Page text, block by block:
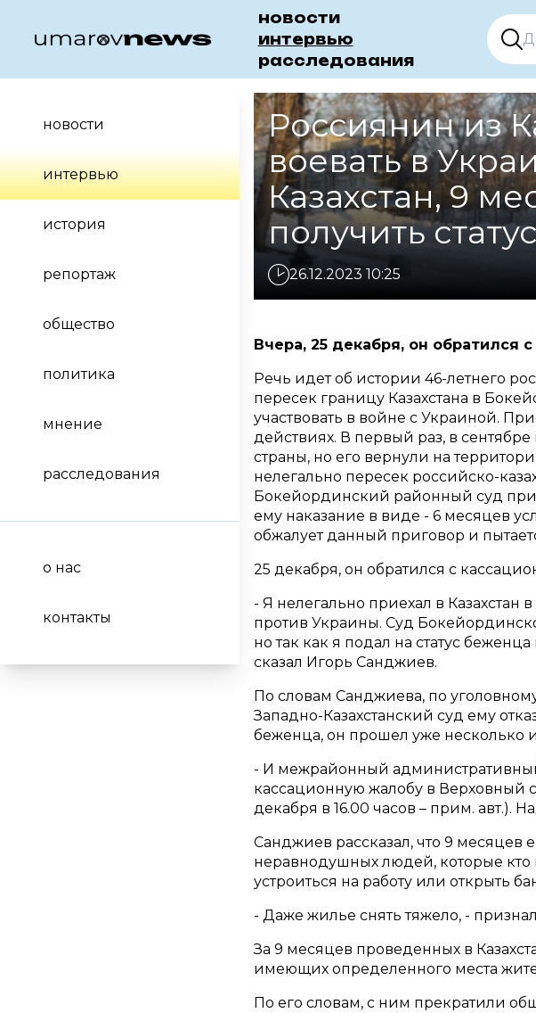
новости
интервью
расследования
новости
интервью
история
репортаж
общество
политика
мнение
расследования
о нас
контакты
Россиянин из
воевать в
Казахстан, 9
получить
26.12.2023 10:25
Вчера, 25 декабря, он обратился
Речь идет об истории 46-летнего
пересек границу Казахстана в
участвовать в войне с Украиной.
действиях. В первый раз, в
страны, но его вернули на
нелегально пересек российско-
Бокейординский районный суд
ему наказание в виде - 6 месяцев
обжалует данный приговор и
25 декабря, он обратился с
- Я нелегально приехал в Казахстан
против Украины. Суд
но так как я подал на статус
сказал Игорь Санджиев.
По словам Санджиева, по
Западно-Казахстанский суд ему
беженца, он прошел уже несколько
- И межрайонный
кассационную жалобу в Верховный
декабря в 16.00 часов – прим. авт.).
Санджиев рассказал, что 9 месяцев
неравнодушных людей, которые кто
устроиться на работу или открыть
- Даже жилье снять тяжело, -
За 9 месяцев проведенных в
имеющих определенного места
По его словам, с ним прекратили